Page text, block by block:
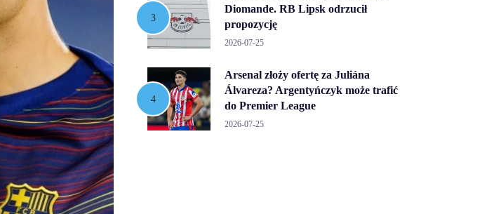
Diomande. RB Lipsk odrzucił
propozycję
2026-07-25
Arsenal złoży ofertę za Juliána
Álvareza? Argentyńczyk może trafić
do Premier League
2026-07-25